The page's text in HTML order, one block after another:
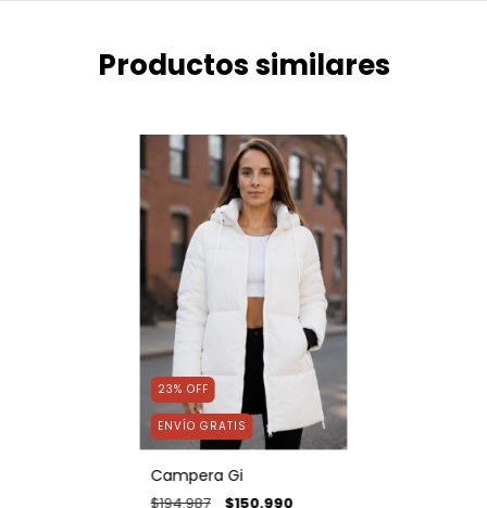
Productos similares
23% OFF
ENVÍO GRATIS
Campera Gi
$194.987 $150.990